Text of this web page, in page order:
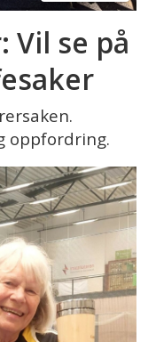
se på
oppfordring.